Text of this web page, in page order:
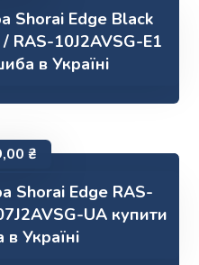
Shorai Edge Black
RAS-10J2AVSG-E1
в Україні
Shorai Edge RAS-
UA купити
Україні
₴